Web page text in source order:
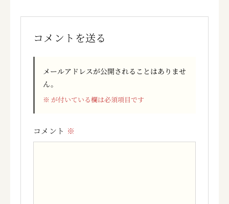
コメントを送る
メールアドレスが公開されることはありませ
ん。
※ が付いている欄は必須項目です
コメント ※